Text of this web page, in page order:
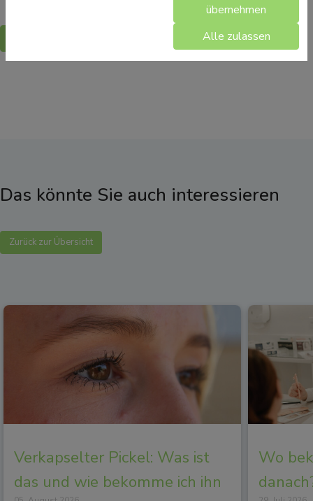
Das könnte Sie auch interessieren
Zurück zur Übersicht
Verkapselter Pickel: Was ist
das und wie bekomme ich ihn
Wo
übernehmen
Alle zulassen